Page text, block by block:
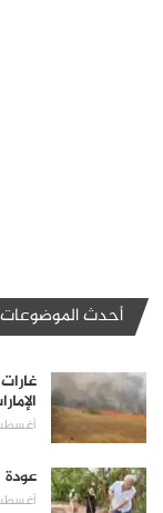
أحدث الموضوعات
أغسطس 6,
أغسطس 6,